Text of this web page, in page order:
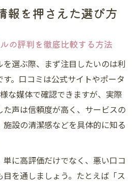
報を押さえた選び方
の評判を徹底比較する方法
選ぶ際、まず注目したいのは利
。口コミは公式サイトやポータ
な媒体で確認できますが、実際
声は信頼度が高く、サービスの
設の清潔感などを具体的に知る
に高評価だけでなく、悪い口コ
を通しましょう。たとえば「ス